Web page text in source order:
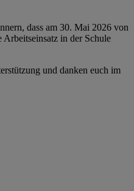
dass am 30. Mai 2026 von
in der Schule
und danken euch im